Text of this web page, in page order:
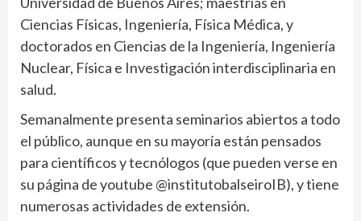
Ciencias Físicas, Ingeniería, Física Médica, y
doctorados en Ciencias de la Ingeniería, Ingeniería
Nuclear, Física e Investigación interdisciplinaria en
salud.
Semanalmente presenta seminarios abiertos a todo
el público, aunque en su mayoría están pensados
para científicos y tecnólogos (que pueden verse en
su página de youtube @institutobalseiroIB), y tiene
numerosas actividades de extensión.